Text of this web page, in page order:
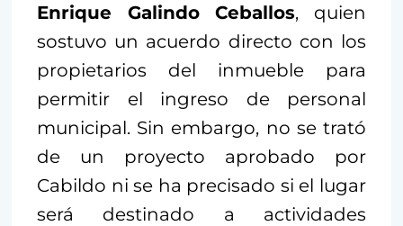
Enrique Galindo Ceballos, quien
sostuvo un acuerdo directo con los
propietarios del inmueble para
permitir el ingreso de personal
municipal. Sin embargo, no se trató
de un proyecto aprobado por
Cabildo ni se ha precisado si el lugar
será destinado a actividades